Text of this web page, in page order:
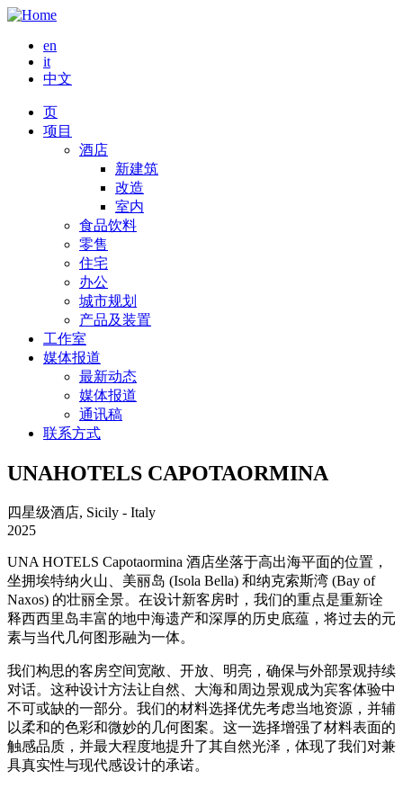
Skip
main
content
en
it
中文
Main
navigation
页
项目
酒店
新建筑
改造
室内
食品饮料
零售
住宅
办公
城市规划
产品及装置
工作室
媒体报道
最新动态
媒体报道
通讯稿
联系方式
UNAHOTELS CAPOTAORMINA
四星级酒店, Sicily - Italy
2025
UNA HOTELS Capotaormina 酒店坐落于高出海平面的位置，
坐拥埃特纳火山、美丽岛 (Isola Bella) 和纳克索斯湾 (Bay of
Naxos) 的壮丽全景。在设计新客房时，我们的重点是重新诠
释西西里岛丰富的地中海遗产和深厚的历史底蕴，将过去的元
素与当代几何图形融为一体。
我们构思的客房空间宽敞、开放、明亮，确保与外部景观持续
对话。这种设计方法让自然、大海和周边景观成为宾客体验中
不可或缺的一部分。我们的材料选择优先考虑当地资源，并辅
以柔和的色彩和微妙的几何图案。这一选择增强了材料表面的
触感品质，并最大程度地提升了其自然光泽，体现了我们对兼
具真实性与现代感设计的承诺。